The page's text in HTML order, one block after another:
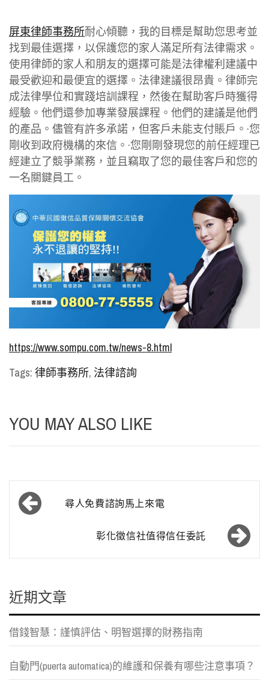
屏東律師事務所耐心傾聽，我的目標是幫助您思考並
找到最佳選擇，以保護您的家人滿足所有法律需求。
使用律師的家人和朋友的選擇可能是法律權利建議中
最受歡迎和最便宜的選擇。法律建議很昂貴。律師完
成法律學位和實踐培訓課程，然後在幫助客戶時獲得
經驗。他們還參加專業發展課程。他們的建議是他們
的產品。儘管有許多承諾，但客戶未能支付賬戶。·您
剛收到政府機構的來信。·您剛剛發現您的前任經理已
經建立了競爭業務，並且竊取了您的最佳客戶和您的
一名關鍵員工。
https://www.sompu.com.tw/news-8.html
Tags: 律師事務所, 法律諮詢
YOU MAY ALSO LIKE
文
章
尋人免費諮詢馬上來電
彰化徵信社值得信任委託
近期文章
借錢智慧：謹慎評估、明智選擇的財務指南
自動門(puerta automatica)的維護和保養有哪些注意事項？